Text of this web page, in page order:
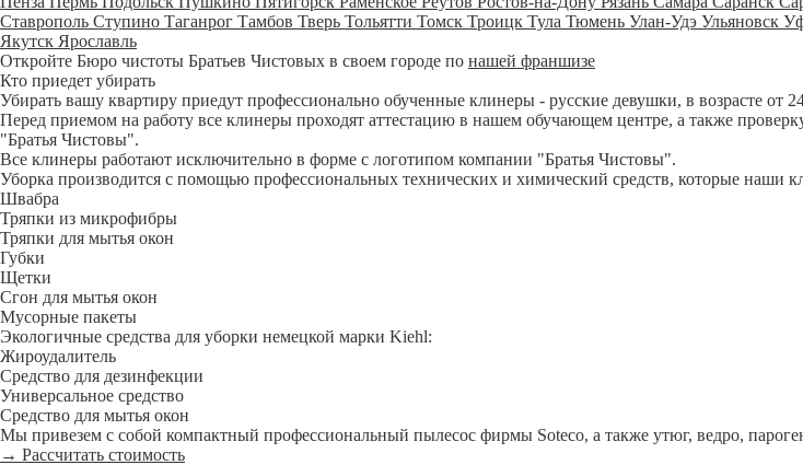
Ставрополь Ступино Таганрог Тамбов Тверь Тольятти Томск Троицк Тула Тюмень Улан-Удэ Ульяновск
Якутск Ярославль
Откройте Бюро чистоты Братьев Чистовых в своем городе по нашей франшизе
Кто приедет убирать
Убирать вашу квартиру приедут профессионально обученные клинеры - русские девушки, в возрасте от
Перед приемом на работу все клинеры проходят аттестацию в нашем обучающем центре, а также
"Братья Чистовы".
Все клинеры работают исключительно в форме с логотипом компании "Братья Чистовы".
Уборка производится с помощью профессиональных технических и химический средств, которые наши
Швабра
Тряпки из микрофибры
Тряпки для мытья окон
Губки
Щетки
Сгон для мытья окон
Мусорные пакеты
Экологичные средства для уборки немецкой марки Kiehl:
Жироудалитель
Средство для дезинфекции
Универсальное средство
Средство для мытья окон
Мы привезем с собой компактный профессиональный пылесос фирмы Soteco, а также утюг, ведро,
→ Рассчитать стоимость